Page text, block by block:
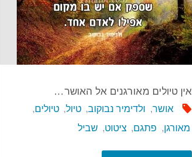
אין טיולים מאורגנים אל האושר…
אושר, ולדימיר נבוקוב, טיול, טיולים,
מאורגן, פתגם, ציטוט, שביל